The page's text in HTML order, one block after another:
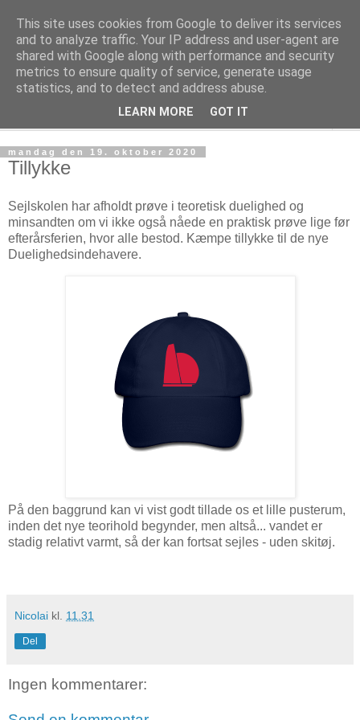
Rungsted Sejlklub
Din lokale sejlklub
mandag den 19. oktober 2020
Tillykke
Sejlskolen har afholdt prøve i teoretisk duelighed og
minsandten om vi ikke også nåede en praktisk prøve lige før
efterårsferien, hvor alle bestod. Kæmpe tillykke til de nye
Duelighedsindehavere.
På den baggrund kan vi vist godt tillade os et lille pusterum,
inden det nye teorihold begynder, men altså... vandet er
stadig relativt varmt, så der kan fortsat sejles - uden skitøj.
Nicolai kl. 11.31
Del
Ingen kommentarer:
This site uses cookies from Google to deliver its services
and to analyze traffic. Your IP address and user-agent are
shared with Google along with performance and security
metrics to ensure quality of service, generate usage
statistics, and to detect and address abuse.
LEARN MORE GOT IT